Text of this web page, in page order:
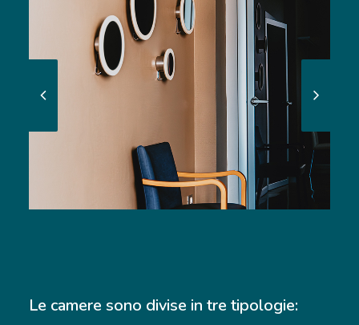
Le camere sono divise in tre tipologie: